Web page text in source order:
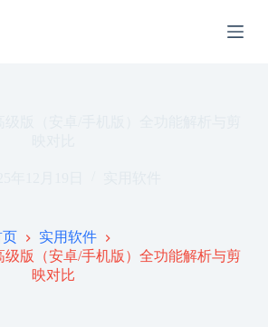
实用软件
级版（安卓/手机版）全功能解析与剪
映对比